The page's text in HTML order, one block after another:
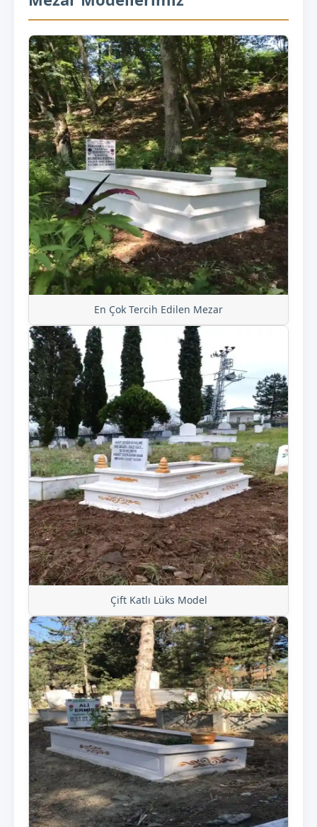
En Çok Tercih Edilen Mezar
Çift Katlı Lüks Model